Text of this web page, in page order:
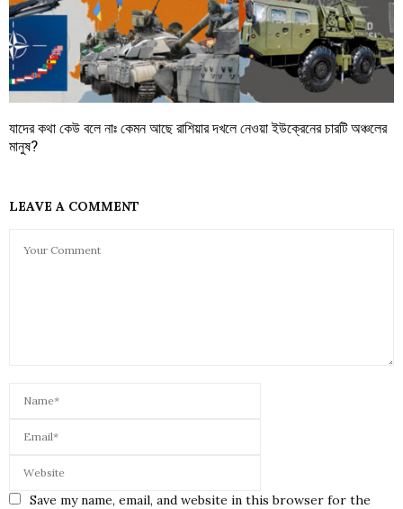
যাদের কথা কেউ বলে নাঃ কেমন আছে রাশিয়ার দখলে নেওয়া ইউক্রেনের চারটি অঞ্চলের
মানুষ?
LEAVE A COMMENT
Save my name, email, and website in this browser for the